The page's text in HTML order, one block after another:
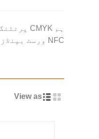
NFC ورسٹ بینڈز میں مہارت حاصل کر رہے ہیں۔ ہماری مصنوعات کو اچھی سروس کا فائدہ ہے۔ ہم چین میں آپ کے طویل مدتی پارٹنر بننے کے منتظر ہیں۔
View as